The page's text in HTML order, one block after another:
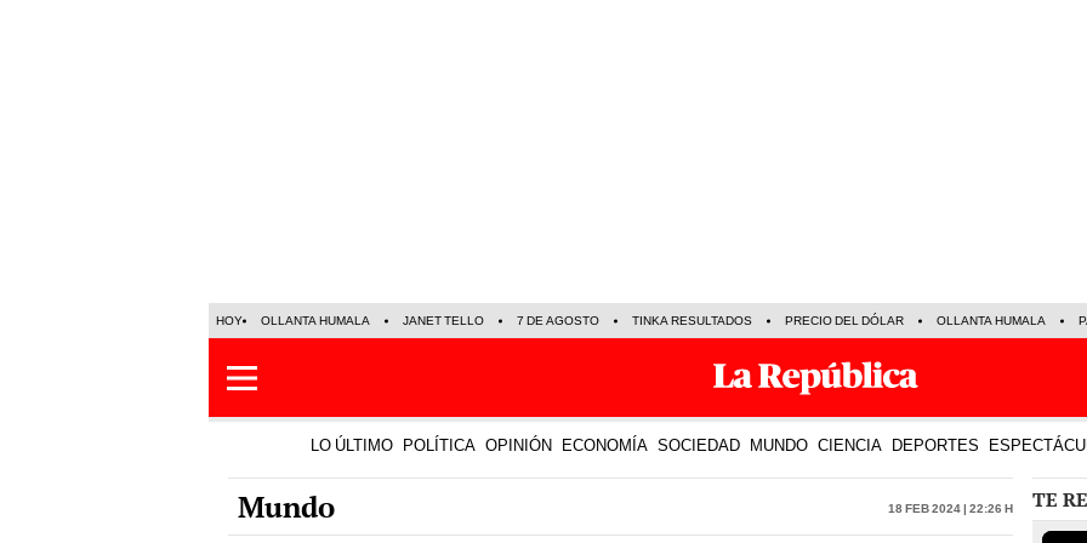
HOY OLLANTA HUMALA JANET TELLO 7 DE AGOSTO TINKA RESULTADOS PRECIO DEL DÓLAR OLLANTA HUMALA
LO ÚLTIMO POLÍTICA OPINIÓN ECONOMÍA SOCIEDAD MUNDO CIENCIA DEPORTES
Mundo 18 Feb 2024 | 22:26 h TE